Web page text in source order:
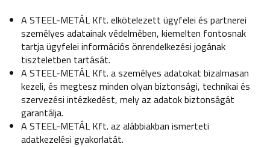
A STEEL-METÁL Kft. elkötelezett ügyfelei és partnerei
személyes adatainak védelmében, kiemelten fontosnak
tartja ügyfelei információs önrendelkezési jogának
tiszteletben tartását.
A STEEL-METÁL Kft. a személyes adatokat bizalmasan
kezeli, és megtesz minden olyan biztonsági, technikai és
szervezési intézkedést, mely az adatok biztonságát
garantálja.
A STEEL-METÁL Kft. az alábbiakban ismerteti
adatkezelési gyakorlatát.